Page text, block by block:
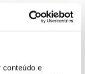
e
organização